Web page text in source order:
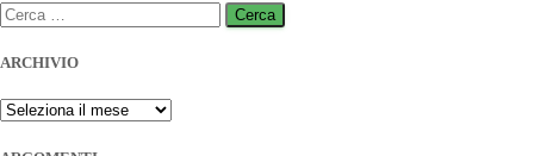
Ricerca
per:
ARCHIVIO
ARCHIVIO